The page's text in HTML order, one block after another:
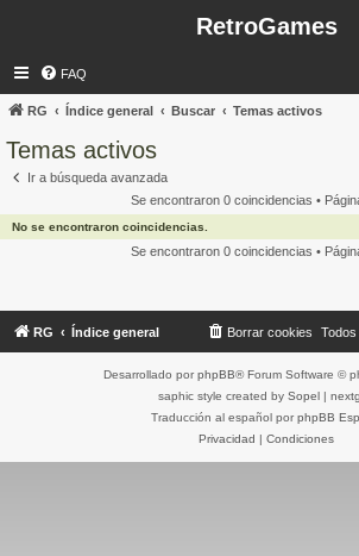
RetroGames
FAQ
RG Índice general Buscar Temas activos
Temas activos
Ir a búsqueda avanzada
Se encontraron 0 coincidencias •
No se encontraron coincidencias.
Se encontraron 0 coincidencias •
RG Índice general Borrar cookies
Desarrollado por phpBB® Forum Software ©
saphic style created by Sopel|
Traducción al español por phpBB
Privacidad | Condiciones